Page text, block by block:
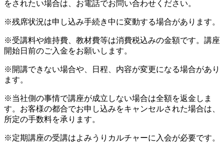
をされたい場合は、お電話でお問い合わせください。
※残席状況は申し込み手続き中に変動する場合があります。
※受講料や維持費、教材費等は消費税込みの金額です。講座
開始日前のご入金をお願いします。
※開講できない場合や、日程、内容が変更になる場合があり
ます。
※当社側の事情で講座が成立しない場合は全額を返金しま
す。お客様の都合でお申し込みをキャンセルされた場合は、
所定の手数料を承ります。
※定期講座の受講はよみうりカルチャーに入会が必要です。